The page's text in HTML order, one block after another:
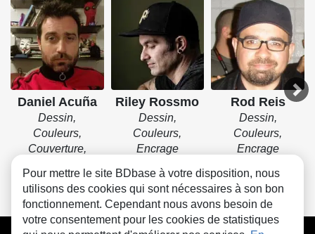
Daniel Acuña
Dessin,
Couleurs,
Couverture,
Riley Rossmo
Dessin,
Couleurs,
Encrage
Rod Reis
Dessin,
Couleurs,
Encrage
CGU FAQ Contact Cookies
Pour mettre le site BDbase à votre disposition, nous
utilisons des cookies qui sont nécessaires à son bon
fonctionnement. Cependant nous avons besoin de
votre consentement pour les cookies de statistiques